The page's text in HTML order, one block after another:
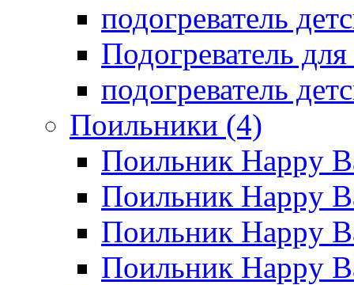
подогреватель
Подогреватель
подогреватель
Поильники (4)
Поильник Happy
Поильник Happy
Поильник Happy
Поильник Happy